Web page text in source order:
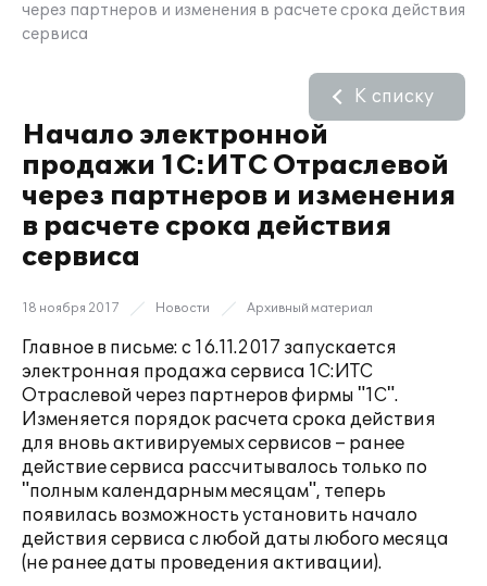
через партнеров и изменения в расчете срока действия
сервиса
Начало электронной
продажи 1С:ИТС Отраслевой
через партнеров и изменения
в расчете срока действия
сервиса
К списку
18 ноября 2017 Новости Архивный материал
Главное в письме: с 16.11.2017 запускается
электронная продажа сервиса 1С:ИТС
Отраслевой через партнеров фирмы "1С".
Изменяется порядок расчета срока действия
для вновь активируемых сервисов – ранее
действие сервиса рассчитывалось только по
"полным календарным месяцам", теперь
появилась возможность установить начало
действия сервиса с любой даты любого месяца
(не ранее даты проведения активации).